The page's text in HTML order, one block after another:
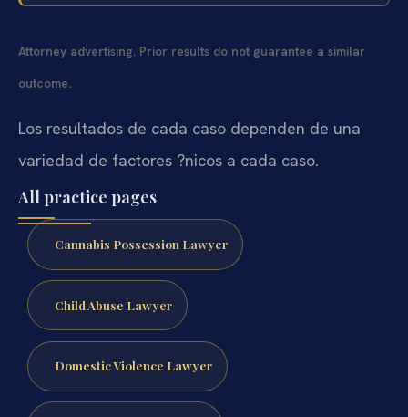
Attorney advertising. Prior results do not guarantee a similar
outcome.
Los resultados de cada caso dependen de una
variedad de factores ?nicos a cada caso.
All practice pages
Cannabis Possession Lawyer
Child Abuse Lawyer
Domestic Violence Lawyer